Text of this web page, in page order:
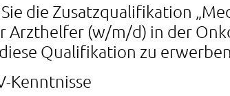
die Zusatzqualifikation
Arzthelfer (w/m/d) in der
Qualifikation zu erwerben
Kenntnisse